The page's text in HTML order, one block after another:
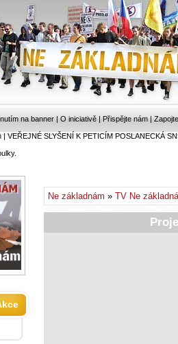
na banner | O iniciativě | Přispějte nám |
|VEŘEJNÉ SLYŠENÍ K PETICÍM POSLANECKÁ
Ne základnám » TV Ne